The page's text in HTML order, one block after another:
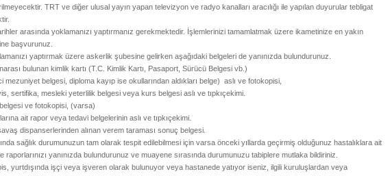
TRT ve diğer ulusal yayın yapan televizyon ve radyo kanalları aracılığı ile yapılan duyurular tebligat
arasında yoklamanızı yaptırmanız gerekmektedir. İşlemlerinizi tamamlatmak üzere ikametinize en yakın
başvurunuz.
yaptırmak üzere askerlik şubesine gelirken aşağıdaki belgeleri de yanınızda bulundurunuz.
bulunan kimlik kartı (T.C. Kimlik Kartı, Pasaport, Sürücü Belgesi vb.)
mezuniyet belgesi, diploma kayıp ise okullarından aldıkları belge) aslı ve fotokopisi,
sertifika, mesleki yeterlilik belgesi veya kurs belgesi aslı ve tıpkıçekimi.
ve fotokopisi, (varsa)
ait rapor veya tedavi belgelerinin aslı ve tıpkıçekimi.
dispanserlerinden alınan verem taraması sonuç belgesi.
sağlık durumunuzun tam olarak tespit edilebilmesi için varsa önceki yıllarda geçirmiş olduğunuz hastalıklara ait
raporlarınızı yanınızda bulundurunuz ve muayene sırasında durumunuzu tabiplere mutlaka bildiriniz.
yurtdışında işçi veya işveren olarak bulunuyor veya hastanede yatıyor iseniz, ilgili kuruluşlardan veya